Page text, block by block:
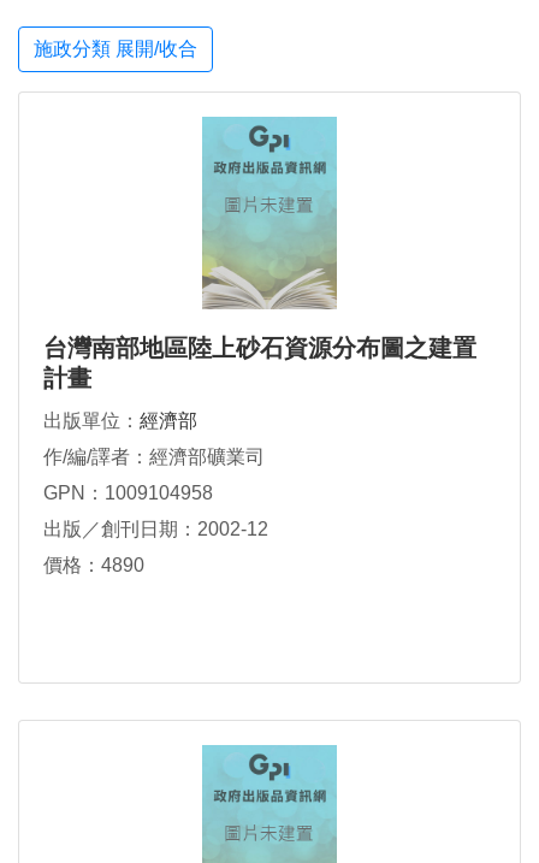
施政分類 展開/收合
台灣南部地區陸上砂石資源分布圖之建置
計畫
出版單位： 經濟部
作/編/譯者：經濟部礦業司
GPN：1009104958
出版／創刊日期：2002-12
價格：4890